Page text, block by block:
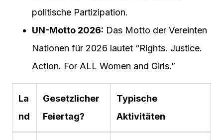
politische Partizipation.
UN-Motto 2026: Das Motto der Vereinten
Nationen für 2026 lautet “Rights. Justice.
Action. For ALL Women and Girls.”
La
nd
Gesetzlicher
Feiertag?
Typische
Aktivitäten